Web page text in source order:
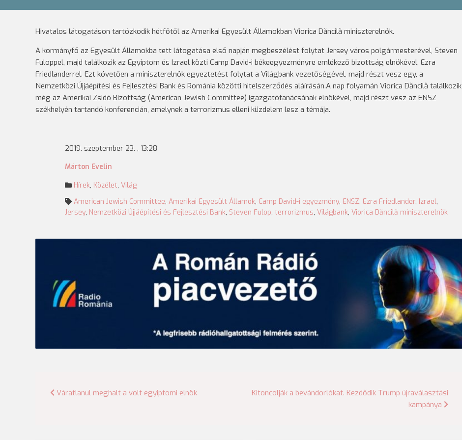
Hivatalos látogatáson tartózkodik hétfőtől az Amerikai Egyesült Államokban Viorica Dăncilă miniszterelnök.
A kormányfő az Egyesült Államokba tett látogatása első napján megbeszélést folytat Jersey város polgármesterével, Steven
Fuloppel, majd találkozik az Egyiptom és Izrael közti Camp David-i békeegyezményre emlékező bizottság elnökével, Ezra
Friedlanderrel. Ezt követően a miniszterelnök egyeztetést folytat a Világbank vezetőségével, majd részt vesz egy, a
Nemzetközi Újjáépítési és Fejlesztési Bank és Románia közötti hitelszerződés aláírásán.A nap folyamán Viorica Dăncilă találkozik
még az Amerikai Zsidó Bizottság (American Jewish Committee) igazgatótanácsának elnökével, majd részt vesz az ENSZ
székhelyén tartandó konferencián, amelynek a terrorizmus elleni küzdelem lesz a témája.
2019. szeptember 23. , 13:28
Márton Evelin
Hírek, Közélet, Világ
American Jewish Committee, Amerikai Egyesült Államok, Camp David-i egyezmény, ENSZ, Ezra Friedlander, Izrael,
Jersey, Nemzetközi Újjáépítési és Fejlesztési Bank, Steven Fulop, terrorizmus, Világbank, Viorica Dăncilă miniszterelnök
Bejegyzés
Váratlanul meghalt a volt egyiptomi elnök
Kitoncolják a bevándorlókat. Kezdődik Trump újraválasztási
kampánya